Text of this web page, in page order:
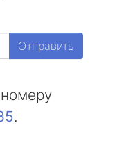
Отправить
.